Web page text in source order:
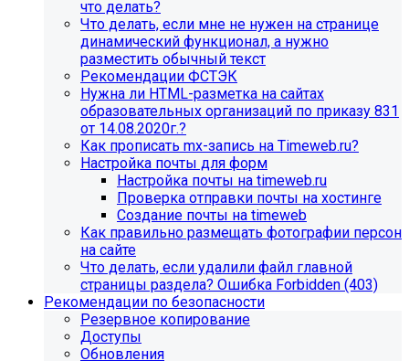
что делать?
Что делать, если мне не нужен на странице
динамический функционал, а нужно
разместить обычный текст
Рекомендации ФСТЭК
Нужна ли HTML-разметка на сайтах
образовательных организаций по приказу 831
от 14.08.2020г.?
Как прописать mx-запись на Timeweb.ru?
Настройка почты для форм
Настройка почты на timeweb.ru
Проверка отправки почты на хостинге
Создание почты на timeweb
Как правильно размещать фотографии персон
на сайте
Что делать, если удалили файл главной
страницы раздела? Ошибка Forbidden (403)
Рекомендации по безопасности
Резервное копирование
Доступы
Обновления